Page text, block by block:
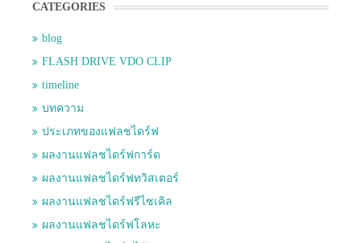
CATEGORIES
blog
FLASH DRIVE VDO CLIP
timeline
บทความ
ประเภทของแฟลชไดร์ฟ
ผลงานแฟลชไดร์ฟการ์ด
ผลงานแฟลชไดร์ฟทวิสเตอร์
ผลงานแฟลชไดร์ฟรีไซเคิล
ผลงานแฟลชไดร์ฟโลหะ